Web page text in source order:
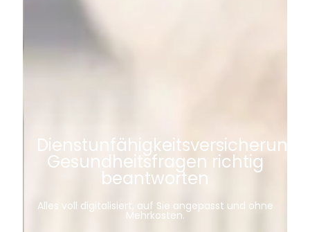
Dienstunfähigkeitsversicherung:
Gesundheitsfragen richtig
beantworten
Alles voll digitalisiert, auf Sie angepasst und ohne
Mehrkosten.